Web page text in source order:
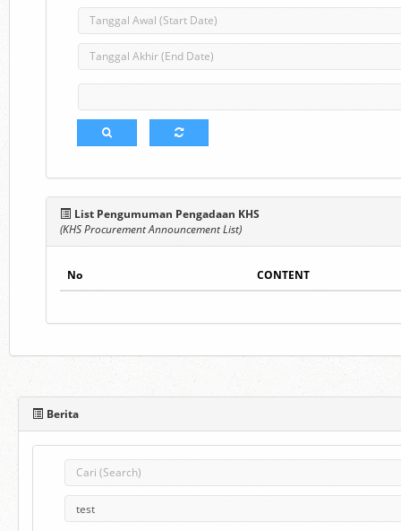
List Pengumuman Pengadaan KHS
(KHS Procurement Announcement List)
No CONTENT
Berita